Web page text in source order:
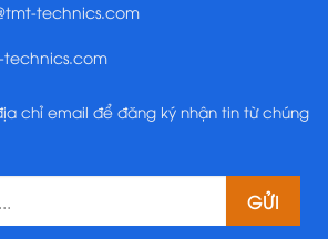
technics.com
chỉ email để đăng ký nhận tin từ chúng